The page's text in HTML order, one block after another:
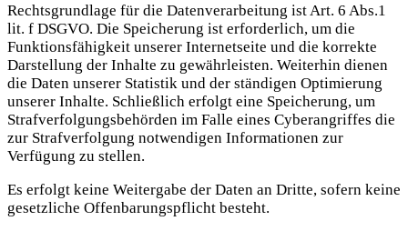
Rechtsgrundlage für die Datenverarbeitung ist Art. 6 Abs.1
lit. f DSGVO. Die Speicherung ist erforderlich, um die
Funktionsfähigkeit unserer Internetseite und die korrekte
Darstellung der Inhalte zu gewährleisten. Weiterhin dienen
die Daten unserer Statistik und der ständigen Optimierung
unserer Inhalte. Schließlich erfolgt eine Speicherung, um
Strafverfolgungsbehörden im Falle eines Cyberangriffes die
zur Strafverfolgung notwendigen Informationen zur
Verfügung zu stellen.
Es erfolgt keine Weitergabe der Daten an Dritte, sofern keine
gesetzliche Offenbarungspflicht besteht.